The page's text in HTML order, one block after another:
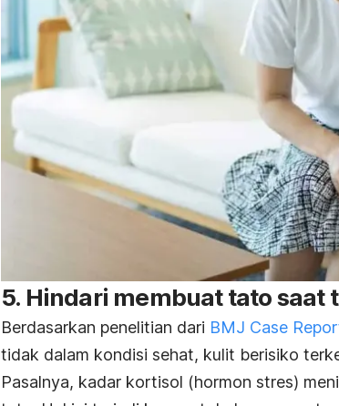
5. Hindari membuat tato saat
Berdasarkan penelitian dari BMJ Case
tidak dalam kondisi sehat, kulit berisiko
Pasalnya, kadar kortisol (hormon stres)